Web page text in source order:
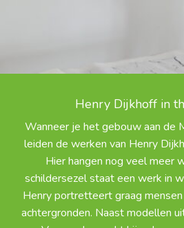
Henry Dijkhoff in
Wanneer je het gebouw aan de
leiden de werken van Henry
Hier hangen nog veel meer
schildersezel staat een werk in
Henry portretteert graag
achtergronden. Naast modellen